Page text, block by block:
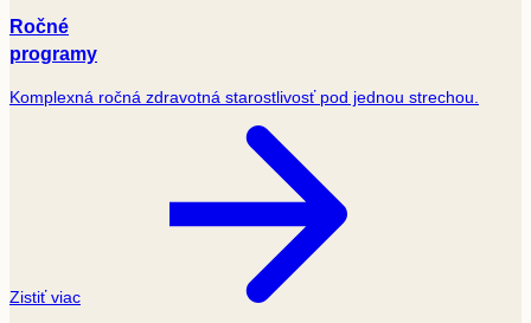
Ročné
programy
Komplexná ročná zdravotná starostlivosť pod jednou strechou.
Zistiť viac